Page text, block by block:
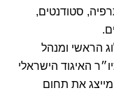
סטודנטים,
הראשי ומנהל
האיגוד הישראלי
את תחום